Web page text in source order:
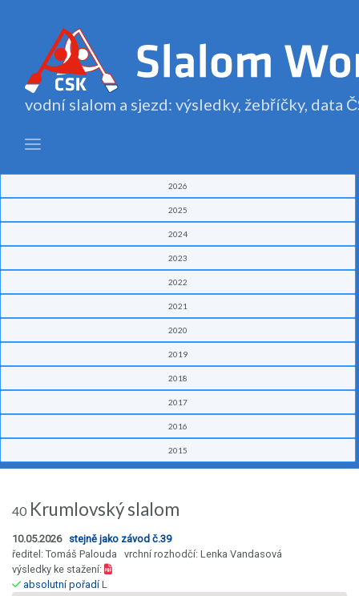
vodní slalom a sjezd: výsledky, žebříčky, data
2026
2025
2024
2023
2022
2021
2020
2019
2018
2017
2016
2015
40 Krumlovský slalom
10.05.2026 stejně jako závod č.39
ředitel: Tomáš Palouda vrchní rozhodčí: Lenka Vandasová
výsledky ke stažení:
absolutní pořadíL